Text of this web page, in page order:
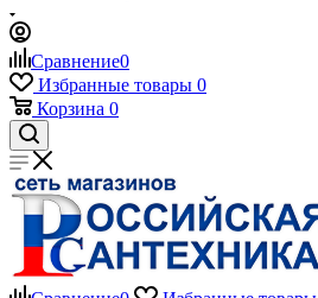
Сравнение0
Избранные товары 0
Корзина 0